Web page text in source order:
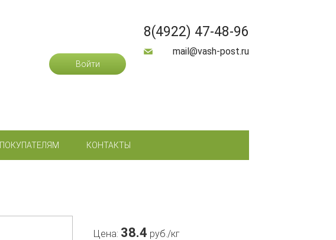
8(4922) 47-48-96
mail@vash-post.ru
Войти
ПОКУПАТЕЛЯМ КОНТАКТЫ
Цена: 38.4 руб./кг